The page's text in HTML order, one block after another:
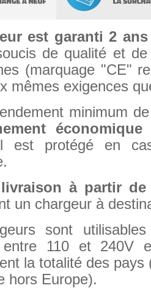
est garanti 2 ans
de qualité et
(marquage "CE"
mêmes exigences
minimum
est protégé en
à partir de
un chargeur à
sont
entre 110 et 240V
la totalité des
hors Europe).